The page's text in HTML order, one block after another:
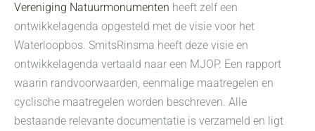
Vereniging Natuurmonumenten heeft zelf een
ontwikkelagenda opgesteld met de visie voor het
Waterloopbos. SmitsRinsma heeft deze visie en
ontwikkelagenda vertaald naar een MJOP. Een rapport
waarin randvoorwaarden, eenmalige maatregelen en
cyclische maatregelen worden beschreven. Alle
bestaande relevante documentatie is verzameld en ligt